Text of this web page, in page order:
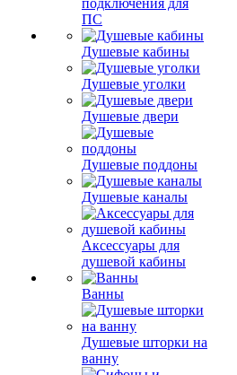
подключения для
ПС
Душевые кабины
Душевые уголки
Душевые двери
Душевые поддоны
Душевые каналы
Аксессуары для
душевой кабины
Ванны
Душевые шторки на
ванну